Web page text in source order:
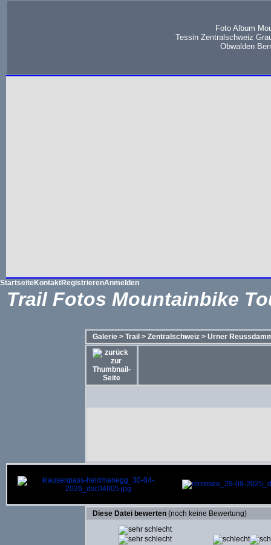
Foto Album
Tessin Zentralschweiz
Obwalden
StartseiteKontaktRegistrierenAnmelden
Trail Fotos Mountainbike
Galerie> Trail > Zentralschweiz> Urner
Diese Datei bewerten(noch keine Bewertung)